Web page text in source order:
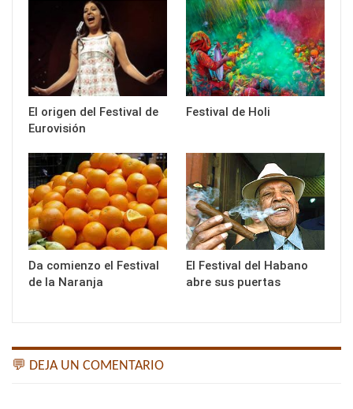
El origen del Festival de
Eurovisión
Festival de Holi
Da comienzo el Festival
de la Naranja
El Festival del Habano
abre sus puertas
💬 DEJA UN COMENTARIO